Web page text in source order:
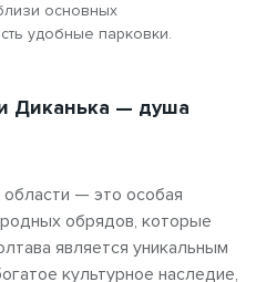
основных
удобные парковки.
Диканька — душа
— это особая
обрядов, которые
является уникальным
культурное наследие,